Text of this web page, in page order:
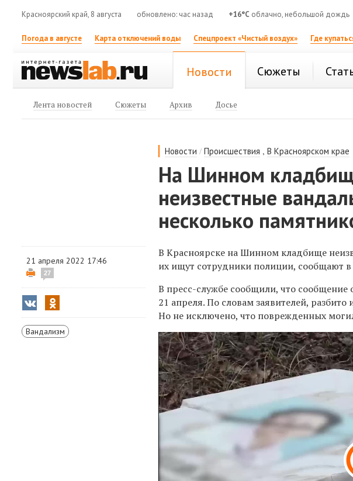
Красноярский край, 8 августа обновлено: час назад +16°C облачно, небольшой дождь
Погода в августе Карта отключений воды Спецпроект «Чистый воздух» Где
Новости Сюжеты
Лента новостей Сюжеты Архив Досье
Новости /Происшествия ,В Красноярском крае
На Шинном
неизвестные
несколько
21 апреля 2022 17:46
27
Вандализм
В Красноярске на Шинном кладбище
их ищут сотрудники полиции, сообщают
В пресс-службе сообщили, что сообщение
21 апреля. По словам заявителей,
Но не исключено, что поврежденных